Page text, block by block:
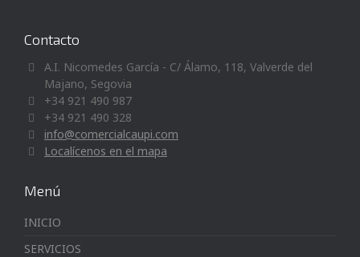
Contacto
A.I. Nicomedes García - C/ Álamo, 118, Valverde del
Majano, Segovia
+34 921 490 987
+34 921 490 328
info@comercialcaupi.com
Localícenos en el mapa
Menú
INICIO
SERVICIOS